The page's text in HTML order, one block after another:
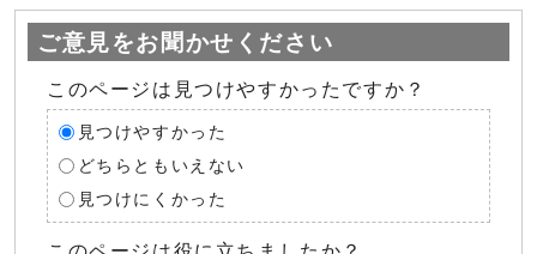
ご意見をお聞かせください
このページは見つけやすかったですか？
見つけやすかった
どちらともいえない
見つけにくかった